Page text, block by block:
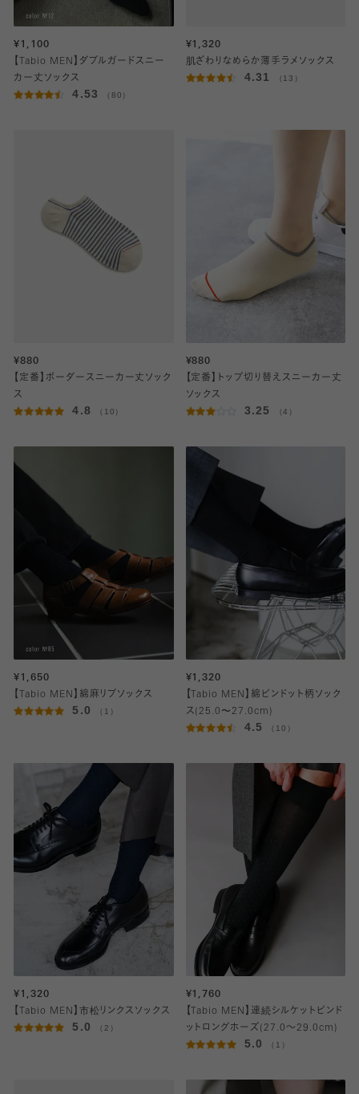
¥1,100
【Tabio MEN】ダブルガードスニー
カー丈ソックス
4.53 （80）
¥1,320
肌ざわりなめらか薄手ラメソックス
4.31 （13）
¥880
【定番】ボーダースニーカー丈ソック
ス
4.8 （10）
¥880
【定番】トップ切り替えスニーカー丈
ソックス
3.25 （4）
¥1,650
【Tabio MEN】綿麻リブソックス
5.0 （1）
¥1,320
【Tabio MEN】綿ピンドット柄ソック
ス(25.0〜27.0cm)
4.5 （10）
¥1,320
【Tabio MEN】市松リンクスソックス
5.0 （2）
¥1,760
【Tabio MEN】連続シルケットピンド
ットロングホーズ(27.0～29.0cm)
5.0 （1）